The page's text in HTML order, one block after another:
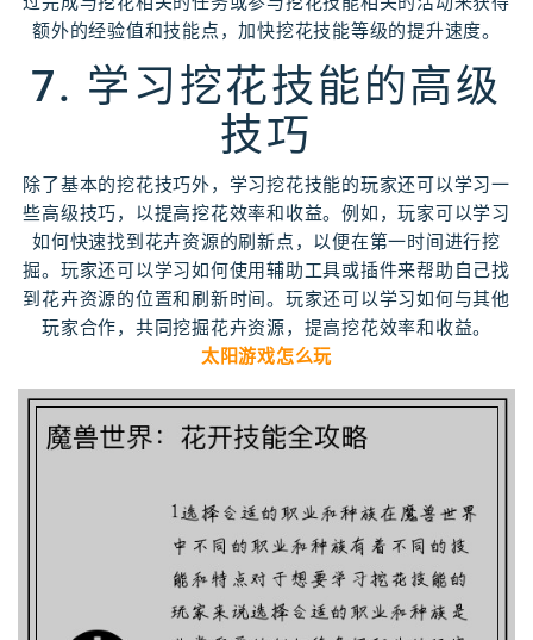
额外的经验值和技能点，加快挖花技能等级的提升速度。
7. 学习挖花技能的高级
技巧
除了基本的挖花技巧外，学习挖花技能的玩家还可以学习一
些高级技巧，以提高挖花效率和收益。例如，玩家可以学习
如何快速找到花卉资源的刷新点，以便在第一时间进行挖
掘。玩家还可以学习如何使用辅助工具或插件来帮助自己找
到花卉资源的位置和刷新时间。玩家还可以学习如何与其他
玩家合作，共同挖掘花卉资源，提高挖花效率和收益。
太阳游戏怎么玩